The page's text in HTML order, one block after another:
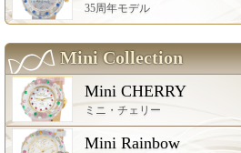
35周年モデル
Mini Collection
Mini CHERRY
ミニ・チェリー
Mini Rainbow